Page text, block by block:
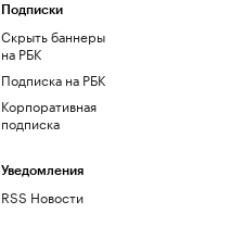
Подписки
Скрыть баннеры
на РБК
Подписка на РБК
Корпоративная
подписка
Уведомления
RSS Новости